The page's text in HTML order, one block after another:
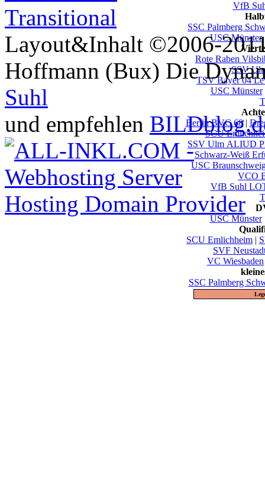
VfB
SSC Palmberg
USC Münster
Rote Raben
SSV
TSV Bayer 04
USC Münster
Berlin BVC 68|
SCU
SSV Ulm ALIUD
Schwarz-Weiß
USC
VCO
VfB Suhl
USC Münster
SCU Emlichheim |
SVF
VC Wiesbaden
SSC Palmberg
Layout&Inhalt ©2006-
Hoffmann (Bux) Die
Suhl
und empfehlen